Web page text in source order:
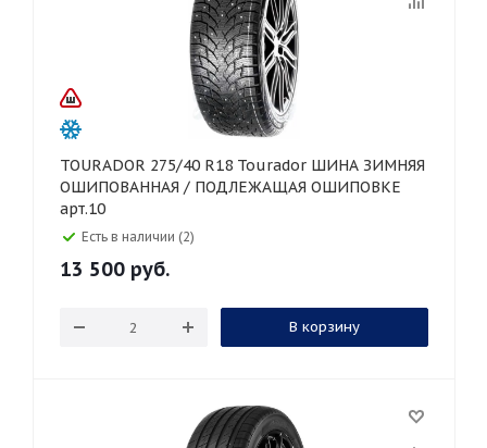
TOURADOR 275/40 R18 Tourador ШИНА ЗИМНЯЯ
ОШИПОВАННАЯ / ПОДЛЕЖАЩАЯ ОШИПОВКЕ
арт.10
Есть в наличии (2)
13 500 руб.
В корзину